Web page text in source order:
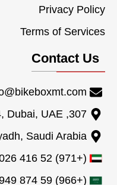
Privacy Policy
Terms of Services
Contact Us
307, Eiffel Garden 3, Al Quoz 4, Dubai, UAE
Saudi Arabia
(+971) 52 416 1026
(+966) 59 874 7949